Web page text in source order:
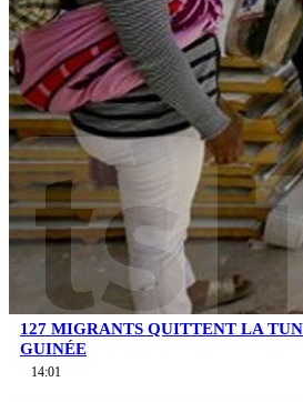
127 MIGRANTS QUITTENT LA
GUINÉE
14:01